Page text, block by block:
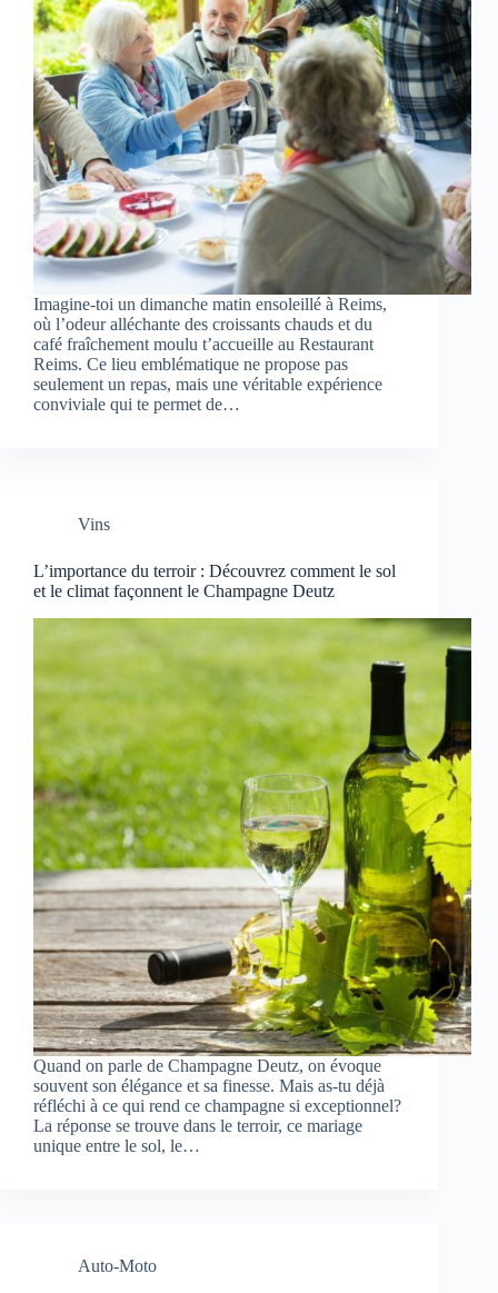
Imagine-toi un dimanche matin ensoleillé à Reims,
où l’odeur alléchante des croissants chauds et du
café fraîchement moulu t’accueille au Restaurant
Reims. Ce lieu emblématique ne propose pas
seulement un repas, mais une véritable expérience
conviviale qui te permet de…
Vins
L’importance du terroir : Découvrez comment le sol
et le climat façonnent le Champagne Deutz
Quand on parle de Champagne Deutz, on évoque
souvent son élégance et sa finesse. Mais as-tu déjà
réfléchi à ce qui rend ce champagne si exceptionnel?
La réponse se trouve dans le terroir, ce mariage
unique entre le sol, le…
Auto-Moto